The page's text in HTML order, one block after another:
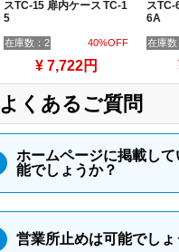
スTC-15 扉内ケース TC-1
5
在庫数：2 40%OFF
¥ 7,722円
スTC-
6A
在庫数
よくあるご質問
ホームページに掲載し
能でしょうか？
営業所止めは可能でしょ